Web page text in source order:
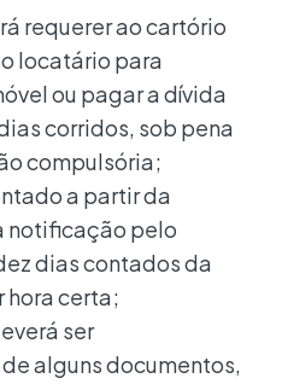
requerer ao cartório
locatário para
ou pagar a dívida
corridos, sob pena
compulsória;
a partir da
notificação pelo
dias contados da
certa;
ser
alguns documentos,